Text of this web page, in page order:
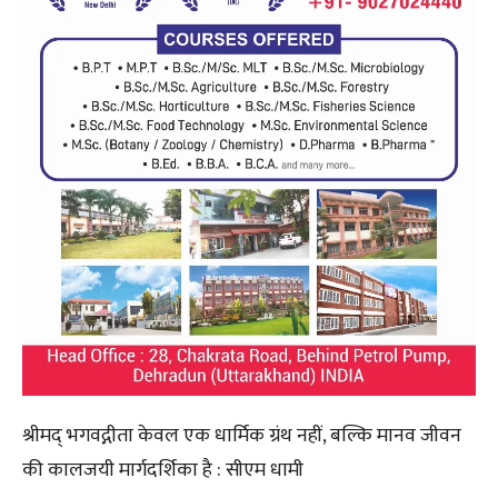
श्रीमद् भगवद्गीता केवल एक धार्मिक ग्रंथ नहीं, बल्कि मानव जीवन
की कालजयी मार्गदर्शिका है : सीएम धामी